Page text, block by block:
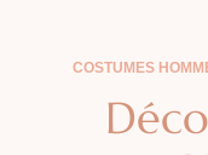
COSTUMES